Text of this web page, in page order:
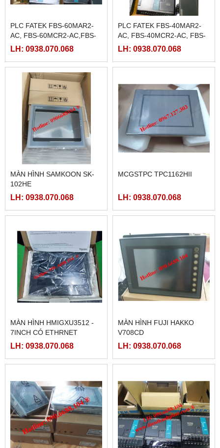
PLC FATEK FBS-60MAR2-
AC, FBS-60MCR2-AC,FBS-
60MAT2-AC, FBS-60MCT2-
LH: 0938.070.068
PLC FATEK FBS-40MAR2-
AC, FBS-40MCR2-AC, FBS-
40MCRT-AC, FBS-40MART-
LH: 0938.070.068
MÀN HÌNH SAMKOON SK-
102HE
LH: 0938.070.068
MCGSTPC TPC1162HII
LH: 0938.070.068
MÀN HÌNH HMIGXU3512 -
7INCH CÓ ETHRNET
LH: 0938.070.068
MÀN HÌNH FUJI HAKKO
V708CD
LH: 0938.070.068